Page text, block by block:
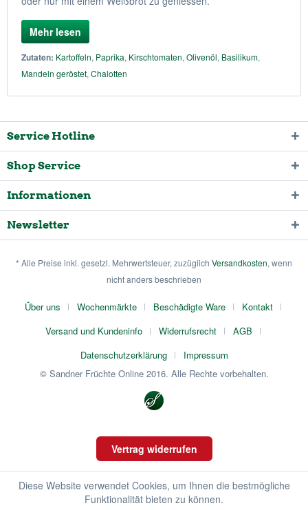
Mehr lesen
Zutaten: Kartoffeln, Paprika, Kirschtomaten, Olivenöl, Basilikum,
Mandeln geröstet, Chalotten
Service Hotline
Shop Service
Informationen
Newsletter
* Alle Preise inkl. gesetzl. Mehrwertsteuer, zuzüglich Versandkosten, wenn
nicht anders beschrieben
Über uns Wochenmärkte Beschädigte Ware
Kontakt
Versand und Kundeninfo
Widerrufsrecht
AGB
Datenschutzerklärung
Impressum
© Sandner Früchte Online 2016. Alle Rechte vorbehalten.
Vertrag widerrufen
Diese Website verwendet Cookies, um Ihnen die bestmögliche
Funktionalität bieten zu können.